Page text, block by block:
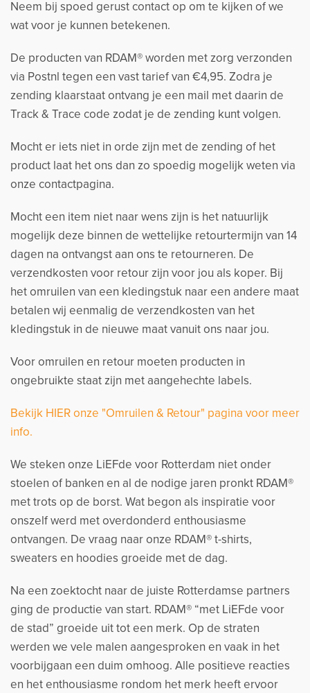
Neem bij spoed gerust contact op om te kijken of we
wat voor je kunnen betekenen.
De producten van RDAM® worden met zorg verzonden
via Postnl tegen een vast tarief van €4,95. Zodra je
zending klaarstaat ontvang je een mail met daarin de
Track & Trace code zodat je de zending kunt volgen.
Mocht er iets niet in orde zijn met de zending of het
product laat het ons dan zo spoedig mogelijk weten via
onze contactpagina.
Mocht een item niet naar wens zijn is het natuurlijk
mogelijk deze binnen de wettelijke retourtermijn van 14
dagen na ontvangst aan ons te retourneren. De
verzendkosten voor retour zijn voor jou als koper. Bij
het omruilen van een kledingstuk naar een andere maat
betalen wij eenmalig de verzendkosten van het
kledingstuk in de nieuwe maat vanuit ons naar jou.
Voor omruilen en retour moeten producten in
ongebruikte staat zijn met aangehechte labels.
Bekijk HIER onze "Omruilen & Retour" pagina voor meer
info.
We steken onze LiEFde voor Rotterdam niet onder
stoelen of banken en al de nodige jaren pronkt RDAM®
met trots op de borst. Wat begon als inspiratie voor
onszelf werd met overdonderd enthousiasme
ontvangen. De vraag naar onze RDAM® t-shirts,
sweaters en hoodies groeide met de dag.
Na een zoektocht naar de juiste Rotterdamse partners
ging de productie van start. RDAM® “met LiEFde voor
de stad” groeide uit tot een merk. Op de straten
werden we vele malen aangesproken en vaak in het
voorbijgaan een duim omhoog. Alle positieve reacties
en het enthousiasme rondom het merk heeft ervoor